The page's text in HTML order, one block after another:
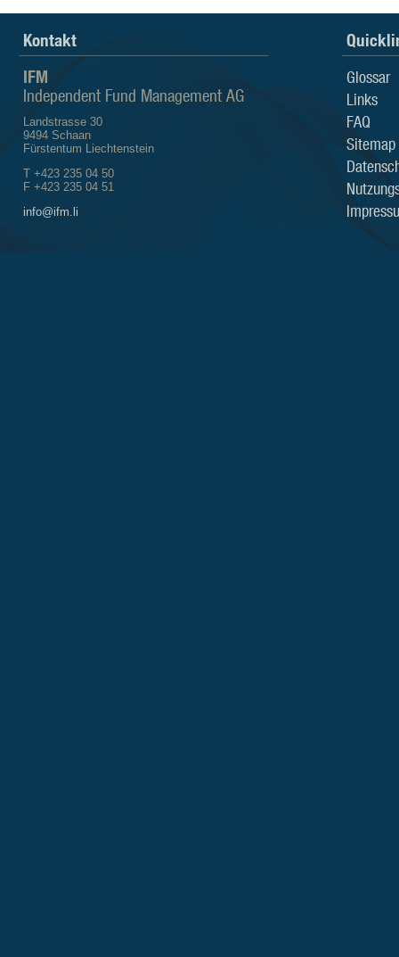
Kontakt
IFM
Independent Fund Management AG
Landstrasse 30
9494 Schaan
Fürstentum Liechtenstein
T +423 235 04 50
F +423 235 04 51
info@ifm.li
Glossar
Links
FAQ
Sitemap